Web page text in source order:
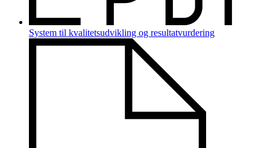
System til kvalitetsudvikling og resultatvurdering